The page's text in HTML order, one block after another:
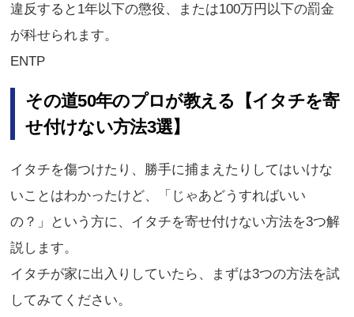
違反すると1年以下の懲役、または100万円以下の罰金
が科せられます。
ENTP
その道50年のプロが教える【イタチを寄
せ付けない方法3選】
イタチを傷つけたり、勝手に捕まえたりしてはいけな
いことはわかったけど、「じゃあどうすればいい
の？」という方に、イタチを寄せ付けない方法を3つ解
説します。
イタチが家に出入りしていたら、まずは3つの方法を試
してみてください。